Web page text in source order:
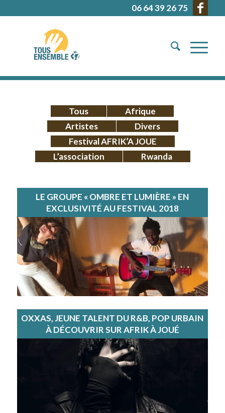
06 64 39 26 75
Tous
Afrique
Artistes
Divers
Festival AFRIK’A JOUE
L’association
Rwanda
LE GROUPE « OMBRE ET LUMIÈRE » EN
EXCLUSIVITÉ AU FESTIVAL 2018
OXXAS, JEUNE TALENT DU R&B, POP URBAIN
À DÉCOUVRIR SUR AFRIK À JOUÉ